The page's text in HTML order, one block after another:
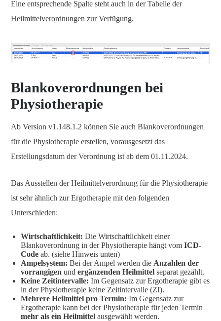
Eine entsprechende Spalte steht auch in der Tabelle der
Heilmittelverordnungen zur Verfügung.
Blankoverordnungen bei
Physiotherapie
Ab Version v1.148.1.2 können Sie auch Blankoverordnungen
für die Physiotherapie erstellen, vorausgesetzt das
Erstellungsdatum der Verordnung ist ab dem 01.11.2024.
Das Ausstellen der Heilmittelverordnung für die Physiotherapie
ist sehr ähnlich zur Ergotherapie mit den folgenden
Unterschieden:
Wirtschaftlichkeit: Die Wirtschaftlichkeit einer
Blankoverordnung in der Physiotherapie hängt vom ICD-
Code ab. (siehe Hinweis unten)
Ampelsystem: Bei der Ampel werden die Anzahlen der
vorrangigen und ergänzenden Heilmittel separat gezählt.
Keine Zeitintervalle: Im Gegensatz zur Ergotherapie gibt es
in der Physiotherapie keine Zeitintervalle (ZI).
Mehrere Heilmittel pro Termin: Im Gegensatz zur
Ergotherapie kann bei der Physiotherapie für jeden Termin
mehr als ein Heilmittel ausgewählt werden.